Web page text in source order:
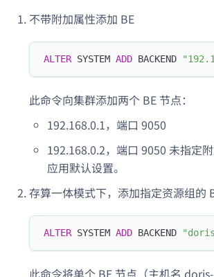
不带附加属性添加 BE
ALTER SYSTEM ADD BACKEND
此命令向集群添加两个 BE 节点：
192.168.0.1，端口 9050
192.168.0.2，端口 9050 未指定
应用默认设置。
存算一体模式下，添加指定资源组的
ALTER SYSTEM ADD BACKEND
此命令将单个 BE 节点（主机名